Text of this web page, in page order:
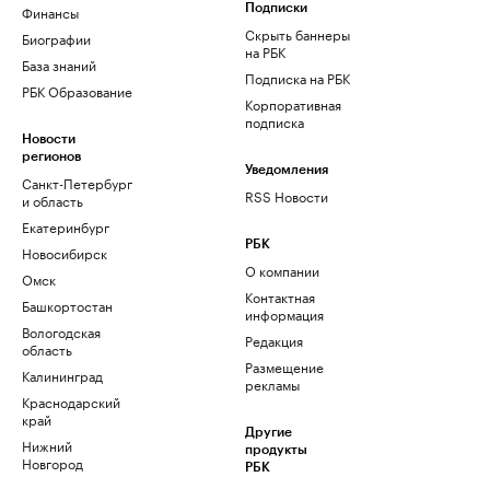
Финансы
Биографии
База знаний
РБК Образование
Новости
регионов
Санкт-Петербург
и область
Екатеринбург
Новосибирск
Омск
Башкортостан
Вологодская
область
Калининград
Краснодарский
край
Нижний
Новгород
Подписки
Скрыть баннеры
на РБК
Подписка на РБК
Корпоративная
подписка
Уведомления
RSS Новости
РБК
О компании
Контактная
информация
Редакция
Размещение
рекламы
Другие
продукты
РБК